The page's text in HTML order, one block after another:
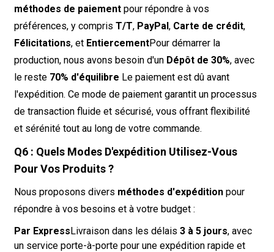
méthodes de paiementpour répondre à vos
préférences, y compris T/T, PayPal, Carte de crédit,
Félicitations, et EntiercementPour démarrer la
production, nous avons besoin d'un Dépôt de 30%, avec
le reste 70% d'équilibre Le paiement est dû avant
l'expédition. Ce mode de paiement garantit un processus
de transaction fluide et sécurisé, vous offrant flexibilité
et sérénité tout au long de votre commande.
Q6 : Quels Modes D'expédition Utilisez-Vous
Pour Vos Produits ?
Nous proposons divers méthodes d'expéditionpour
répondre à vos besoins et à votre budget :
Par ExpressLivraison dans les délais 3 à 5 jours, avec
un service porte-à-porte pour une expédition rapide et